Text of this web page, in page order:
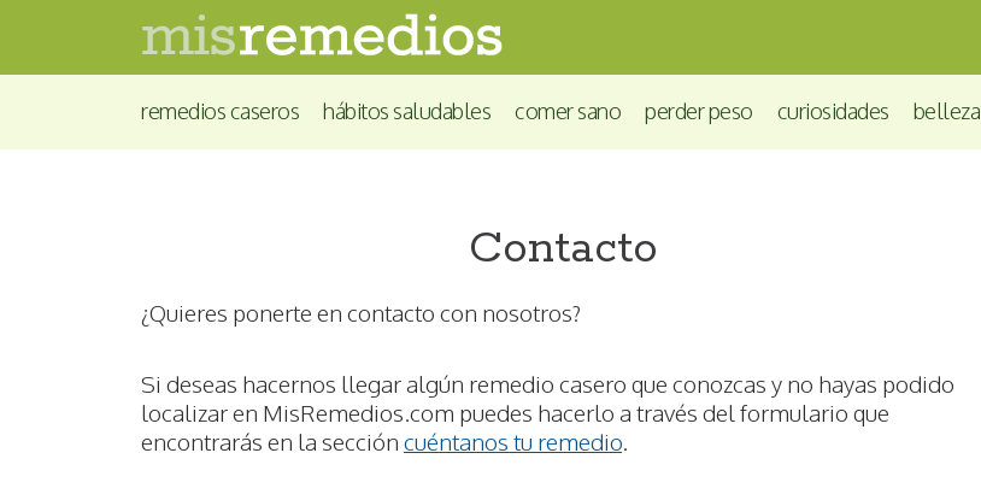
remedios caseros hábitos saludables comer sano perder peso curiosidades belleza
Contacto
¿Quieres ponerte en contacto con nosotros?
Si deseas hacernos llegar algún remedio casero que conozcas y no hayas podido
localizar en MisRemedios.com puedes hacerlo a través del formulario que
encontrarás en la sección cuéntanos tu remedio